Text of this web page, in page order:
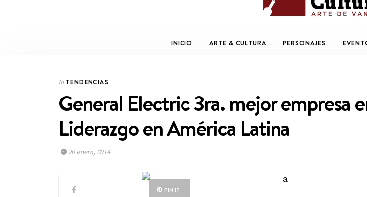
INICIO ARTE & CULTURA PERSONAJES
In TENDENCIAS
General Electric 3ra. mejor empresa
Liderazgo en América Latina
20 enero, 2014
PIN IT